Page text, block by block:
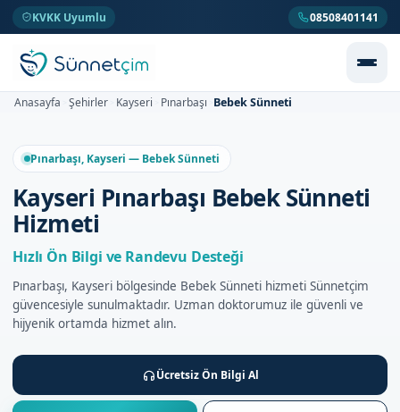
KVKK Uyumlu 08508401141
Anasayfa Şehirler Kayseri Pınarbaşı Bebek Sünneti
Pınarbaşı, Kayseri — Bebek Sünneti
Kayseri Pınarbaşı Bebek Sünneti
Hizmeti
Hızlı Ön Bilgi ve Randevu Desteği
Pınarbaşı, Kayseri bölgesinde Bebek Sünneti hizmeti Sünnetçim
güvencesiyle sunulmaktadır. Uzman doktorumuz ile güvenli ve
hijyenik ortamda hizmet alın.
Ücretsiz Ön Bilgi Al